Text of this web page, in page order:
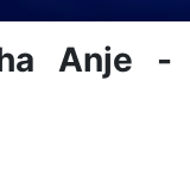
Anje -